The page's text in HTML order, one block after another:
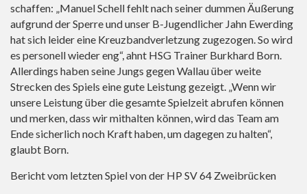
schaffen: „Manuel Schell fehlt nach seiner dummen Äußerung
aufgrund der Sperre und unser B-Jugendlicher Jahn Ewerding
hat sich leider eine Kreuzbandverletzung zugezogen. So wird
es personell wieder eng“, ahnt HSG Trainer Burkhard Born.
Allerdings haben seine Jungs gegen Wallau über weite
Strecken des Spiels eine gute Leistung gezeigt. „Wenn wir
unsere Leistung über die gesamte Spielzeit abrufen können
und merken, dass wir mithalten können, wird das Team am
Ende sicherlich noch Kraft haben, um dagegen zu halten“,
glaubt Born.
Bericht vom letzten Spiel von der HP SV 64 Zweibrücken